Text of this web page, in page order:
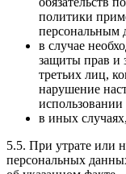
политики
персональным
в случае
защиты прав и
третьих лиц,
нарушение
в иных
5.5. При утрате или
персональных